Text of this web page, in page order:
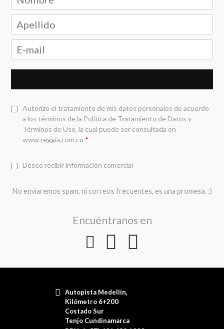
Autorizo el tratamiento de mis datos personales de acuerdo
a los términos de la Política de Tratamiento de Datos y
Términos de Uso, la cual puede ser consultada en
www.reggia.com.co *
Deseo recibir información comercial
No enviaremos spam, ni correos frecuentes, es una promesa. ;)
Encuéntranos en
Autopista Medellín,
Kilómetro 6+200
Costado Sur
Tenjo Cundinamarca